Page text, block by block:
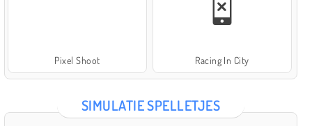
Pixel Shoot Racing In City
SIMULATIE SPELLETJES